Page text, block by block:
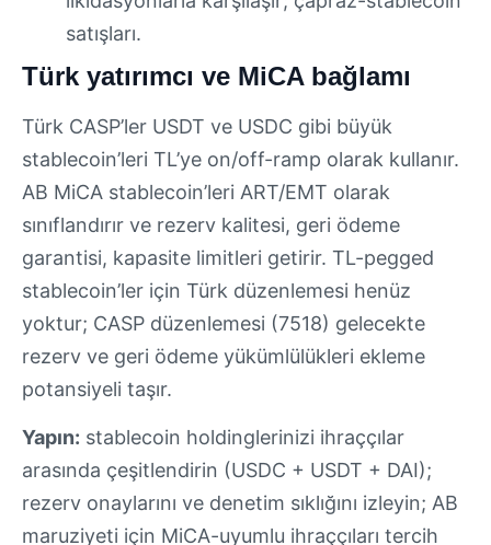
satışları.
Türk yatırımcı ve MiCA bağlamı
Türk CASP’ler USDT ve USDC gibi büyük
stablecoin’leri TL’ye on/off-ramp olarak kullanır.
AB MiCA stablecoin’leri ART/EMT olarak
sınıflandırır ve rezerv kalitesi, geri ödeme
garantisi, kapasite limitleri getirir. TL-pegged
stablecoin’ler için Türk düzenlemesi henüz
yoktur; CASP düzenlemesi (7518) gelecekte
rezerv ve geri ödeme yükümlülükleri ekleme
potansiyeli taşır.
Yapın: stablecoin holdinglerinizi ihraççılar
arasında çeşitlendirin (USDC + USDT + DAI);
rezerv onaylarını ve denetim sıklığını izleyin; AB
maruziyeti için MiCA-uyumlu ihraççıları tercih